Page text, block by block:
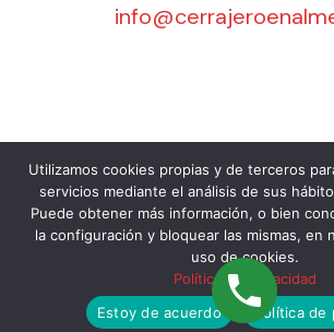
© 2024 Cerrajero Almería 24H Barato.
días a cualquier hora. Cerrajero para
Empresas y Comunidades.
¿En que te podemos
Utilizamos cookies propias y de terceros
servicios mediante el análisis de sus
Puede obtener más información, o bien
la configuración y bloquear las mismas, en
uso de cookies.
Política de privacidad
Estoy de acuerdo
Política de